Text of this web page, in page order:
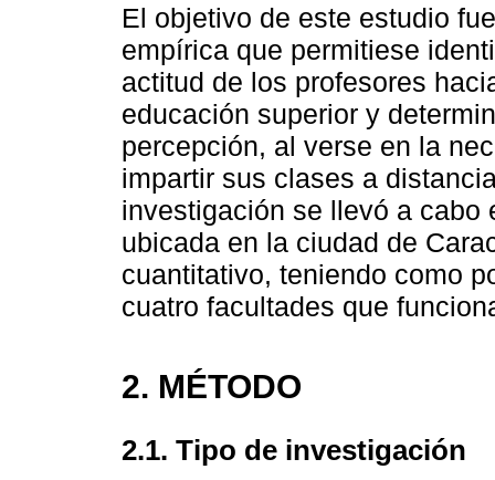
El objetivo de este estudio
empírica que permitiese
actitud de los profesores
educación superior y
percepción, al verse en la
impartir sus clases a
investigación se llevó a cabo
ubicada en la ciudad de
cuantitativo, teniendo como
cuatro facultades que
2. MÉTODO
2.1. Tipo de investigación